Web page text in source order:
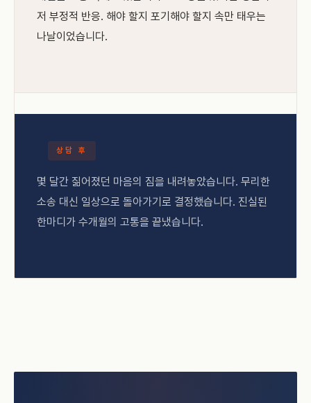
저 부정적 반응. 해야 할지 포기해야 할지 속만 태우는
나날이었습니다.
상담 후
몇 달간 짊어졌던 마음의 짐을 내려놓았습니다. 무리한
소송 대신 일상으로 돌아가기로 결정했습니다. 진실된
한마디가 수개월의 고통을 끝냈습니다.